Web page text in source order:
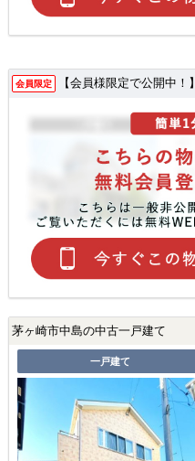
会員限定 【会員様限定で公開中！】
茅ヶ崎市中島の中古一戸建て
一戸建て